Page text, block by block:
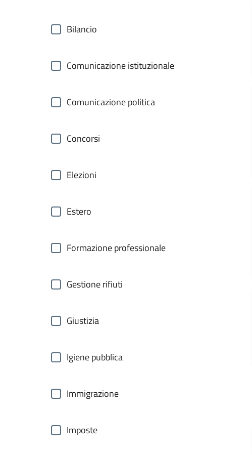
Bilancio
Comunicazione istituzionale
Comunicazione politica
Concorsi
Elezioni
Estero
Formazione professionale
Gestione rifiuti
Giustizia
Igiene pubblica
Immigrazione
Imposte